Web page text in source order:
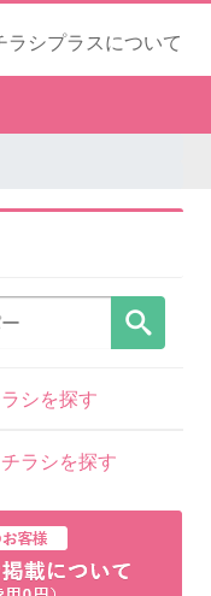
ラシプラスについて
シを探す
ラシを探す